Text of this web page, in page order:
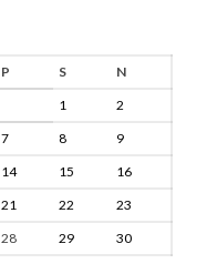
P S
N
1
2
7 8
9
14 15
16
21 22
23
28 29 30